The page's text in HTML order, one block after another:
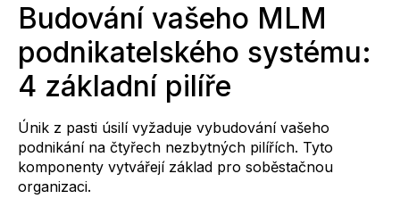
Budování vašeho MLM
podnikatelského systému:
4 základní pilíře
Únik z pasti úsilí vyžaduje vybudování vašeho
podnikání na čtyřech nezbytných pilířích. Tyto
komponenty vytvářejí základ pro soběstačnou
organizaci.